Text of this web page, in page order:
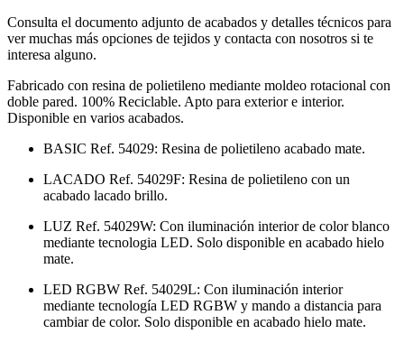
Consulta el documento adjunto de acabados y detalles técnicos para
ver muchas más opciones de tejidos y contacta con nosotros si te
interesa alguno.
Fabricado con resina de polietileno mediante moldeo rotacional con
doble pared. 100% Reciclable. Apto para exterior e interior.
Disponible en varios acabados.
BASIC Ref. 54029: Resina de polietileno acabado mate.
LACADO Ref. 54029F: Resina de polietileno con un
acabado lacado brillo.
LUZ Ref. 54029W: Con iluminación interior de color blanco
mediante tecnologia LED. Solo disponible en acabado hielo
mate.
LED RGBW Ref. 54029L: Con iluminación interior
mediante tecnología LED RGBW y mando a distancia para
cambiar de color. Solo disponible en acabado hielo mate.